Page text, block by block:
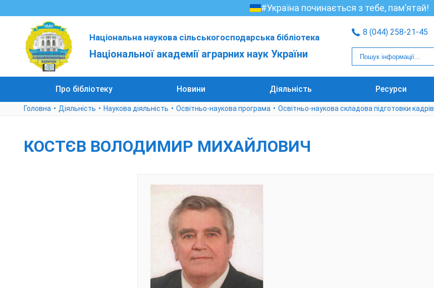
#Україна починається з тебе, пам’ятай!
Національна наукова сільськогосподарська бібліотека
Національної академії аграрних наук України
8 (044) 258-21-45
Про бібліотеку Новини Діяльність Ресурси
Головна Діяльність Наукова діяльність Освітньо-наукова програма Освітньо-наукова складова підготовки кадрів
КОСТЄВ ВОЛОДИМИР МИХАЙЛОВИЧ